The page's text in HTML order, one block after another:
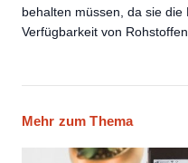
behalten müssen, da sie die
Verfügbarkeit von
Mehr zum Thema